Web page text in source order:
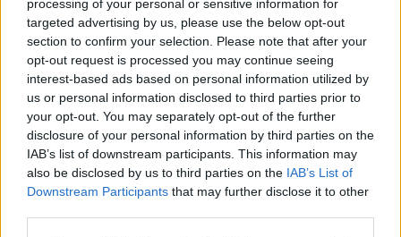
processing of your personal or sensitive information for
targeted advertising by us, please use the below opt-out
section to confirm your selection. Please note that after your
opt-out request is processed you may continue seeing
interest-based ads based on personal information utilized by
us or personal information disclosed to third parties prior to
your opt-out. You may separately opt-out of the further
disclosure of your personal information by third parties on the
IAB’s list of downstream participants. This information may
also be disclosed by us to third parties on the IAB’s List of
Downstream Participants that may further disclose it to other
ΔΕΙΤΕ ΕΠΙΣΗΣ